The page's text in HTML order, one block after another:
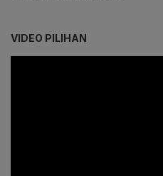
VIDEO PILIHAN